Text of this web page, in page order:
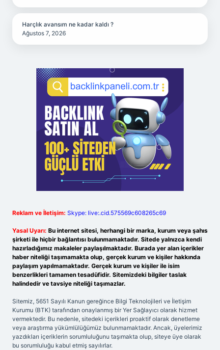
Harçlık avansım ne kadar kaldı ?
Ağustos 7, 2026
Reklam ve İletişim: Skype: live:.cid.575569c608265c69
Yasal Uyarı: Bu internet sitesi, herhangi bir marka, kurum veya şahıs
şirketi ile hiçbir bağlantısı bulunmamaktadır. Sitede yalnızca kendi
hazırladığımız makaleler paylaşılmaktadır. Burada yer alan içerikler
haber niteliği taşımamakta olup, gerçek kurum ve kişiler hakkında
paylaşım yapılmamaktadır. Gerçek kurum ve kişiler ile isim
benzerlikleri tamamen tesadüfidir. Sitemizdeki bilgiler taslak
halindedir ve tavsiye niteliği taşımazlar.
Sitemiz, 5651 Sayılı Kanun gereğince Bilgi Teknolojileri ve İletişim
Kurumu (BTK) tarafından onaylanmış bir Yer Sağlayıcı olarak hizmet
vermektedir. Bu nedenle, sitedeki içerikleri proaktif olarak denetleme
veya araştırma yükümlülüğümüz bulunmamaktadır. Ancak, üyelerimiz
yazdıkları içeriklerin sorumluluğunu taşımakta olup, siteye üye olarak
bu sorumluluğu kabul etmiş sayılırlar.